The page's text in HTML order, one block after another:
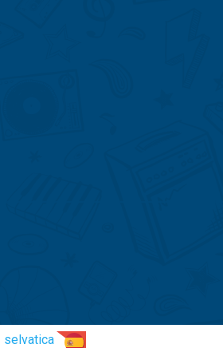
selvatica